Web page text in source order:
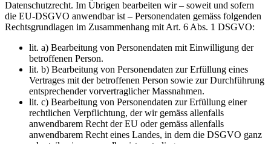
Datenschutzrecht. Im Übrigen bearbeiten wir – soweit und sofern
die EU-DSGVO anwendbar ist – Personendaten gemäss folgenden
Rechtsgrundlagen im Zusammenhang mit Art. 6 Abs. 1 DSGVO:
lit. a) Bearbeitung von Personendaten mit Einwilligung der
betroffenen Person.
lit. b) Bearbeitung von Personendaten zur Erfüllung eines
Vertrages mit der betroffenen Person sowie zur Durchführung
entsprechender vorvertraglicher Massnahmen.
lit. c) Bearbeitung von Personendaten zur Erfüllung einer
rechtlichen Verpflichtung, der wir gemäss allenfalls
anwendbarem Recht der EU oder gemäss allenfalls
anwendbarem Recht eines Landes, in dem die DSGVO ganz